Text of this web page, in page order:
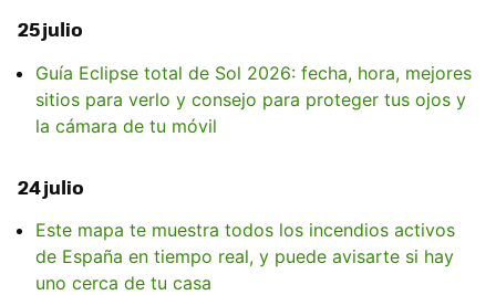
25 julio
Guía Eclipse total de Sol 2026: fecha, hora, mejores
sitios para verlo y consejo para proteger tus ojos y
la cámara de tu móvil
24 julio
Este mapa te muestra todos los incendios activos
de España en tiempo real, y puede avisarte si hay
uno cerca de tu casa